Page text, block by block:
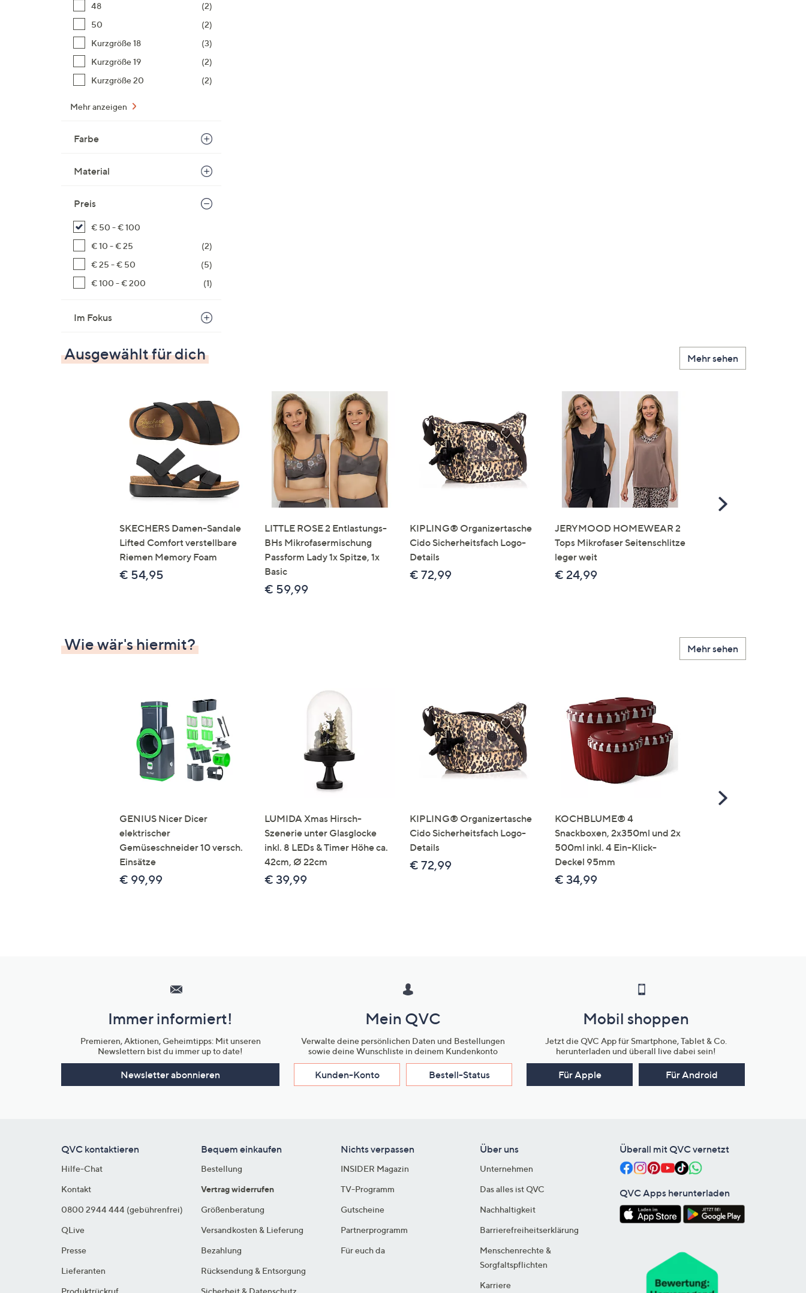
48
(2)
50
(2)
Kurzgröße 18
(3)
Kurzgröße 19
(2)
Kurzgröße 20
(2)
Mehr anzeigen
Farbe
Material
Preis
€ 50 - € 100
€ 10 - € 25
(2)
€ 25 - € 50
(5)
€ 100 - € 200
(1)
Im Fokus
Ausgewählt für dich Mehr sehen
SKECHERS Damen-Sandale
Lifted Comfort verstellbare
Riemen Memory Foam
€ 54,95
LITTLE ROSE 2 Entlastungs-
BHs Mikrofasermischung
Passform Lady 1x Spitze, 1x
Basic
€ 59,99
KIPLING® Organizertasche
Cido Sicherheitsfach Logo-
Details
€ 72,99
JERYMOOD HOMEWEAR 2
Tops Mikrofaser Seitenschlitze
leger weit
€ 24,99
Scroll
Wie wär's hiermit? Mehr sehen
GENIUS Nicer Dicer
elektrischer
Gemüseschneider 10 versch.
Einsätze
€ 99,99
LUMIDA Xmas Hirsch-
Szenerie unter Glasglocke
inkl. 8 LEDs & Timer Höhe ca.
42cm, Ø 22cm
€ 39,99
KIPLING® Organizertasche
Cido Sicherheitsfach Logo-
Details
€ 72,99
KOCHBLUME® 4
Snackboxen, 2x350ml und 2x
500ml inkl. 4 Ein-Klick-
Deckel 95mm
€ 34,99
Scroll
Unternehmensinformationen
Immer informiert!
Premieren, Aktionen, Geheimtipps: Mit unseren
Newslettern bist du immer up to date!
Newsletter abonnieren
Mein QVC
Verwalte deine persönlichen Daten und Bestellungen
sowie deine Wunschliste in deinem Kundenkonto
Kunden-Konto Bestell-Status
Mobil shoppen
Jetzt die QVC App für Smartphone, Tablet & Co.
herunterladen und überall live dabei sein!
Für Apple Für Android
QVC kontaktieren
Hilfe-Chat
Kontakt
0800 2944 444 (gebührenfrei)
QLive
Presse
Lieferanten
Produktrückruf
Bequem einkaufen
Bestellung
Vertrag widerrufen
Größenberatung
Versandkosten & Lieferung
Bezahlung
Rücksendung & Entsorgung
Sicherheit & Datenschutz
Nichts verpassen
INSIDER Magazin
TV-Programm
Gutscheine
Partnerprogramm
Für euch da
Über uns
Unternehmen
Das alles ist QVC
Nachhaltigkeit
Barrierefreiheitserklärung
Menschenrechte &
Sorgfaltspflichten
Karriere
Überall mit QVC vernetzt
QVC Apps herunterladen